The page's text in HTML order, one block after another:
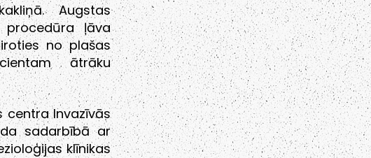
Augstas
procedūra ļāva
no plašas
ātrāku
centra Invazīvās
sadarbībā ar
klīnikas